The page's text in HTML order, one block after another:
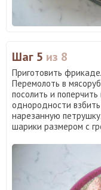
Шаг 5 из 8
Приготовить
Перемолоть в
посолить и
однородности
нарезанную
шарики размером с